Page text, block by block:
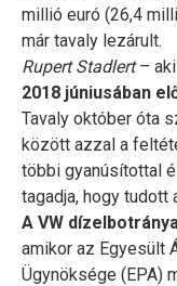
millió euró (26,4
már tavaly lezárult.
Rupert Stadlert– aki
2018 júniusában
Tavaly október óta
között azzal a
többi gyanúsítottal
tagadja, hogy tudott
A VW
amikor az Egyesült
Ügynöksége (EPA)